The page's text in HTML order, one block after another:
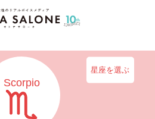
Scorpio
星座を選ぶ